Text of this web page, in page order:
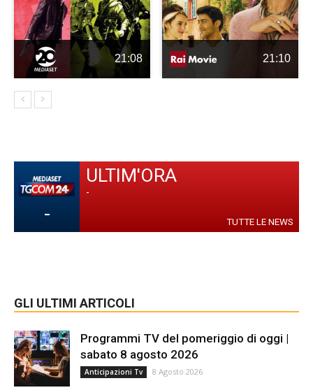
21:08 21:10
-
ULTIM'ORA
-
TUTTE LE NEWS
GLI ULTIMI ARTICOLI
Programmi TV del pomeriggio di oggi |
sabato 8 agosto 2026
Anticipazioni Tv 8 Agosto 2026